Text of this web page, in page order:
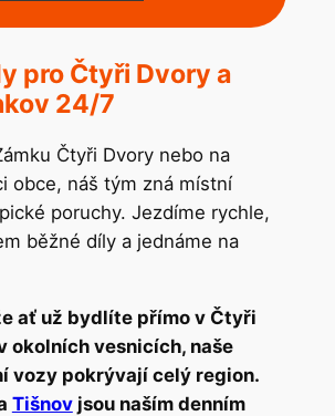
pro Čtyři Dvory a
24/7
Čtyři Dvory nebo na
obce, náš tým zná místní
poruchy. Jezdíme rychle,
běžné díly a jednáme na
ať už bydlíte přímo v Čtyři
okolních vesnicích, naše
vozy pokrývají celý region.
Tišnovjsou naším denním